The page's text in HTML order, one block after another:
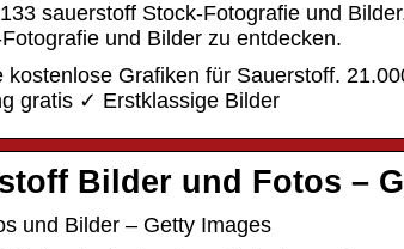
sauerstoff Stock-Fotografie und
und Bilder zu entdecken.
kostenlose Grafiken für Sauerstoff.
gratis ✓ Erstklassige Bilder
Bilder und Fotos –
und Bilder – Getty Images